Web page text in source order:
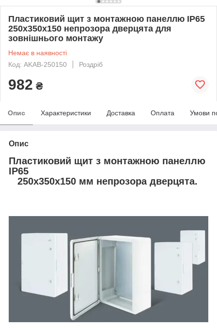
Пластиковий щит з монтажною панеллю IP65
250х350х150 непрозора дверцята для
зовнішнього монтажу
Немає в наявності
Код: AKAB-250150
Роздріб
982 ₴
Опис Характеристики Доставка Оплата Умови
Опис
Пластиковий щит з монтажною панеллю
IP65
250х350х150 мм непрозора дверцята.